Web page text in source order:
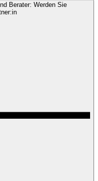
Berater: Werden Sie